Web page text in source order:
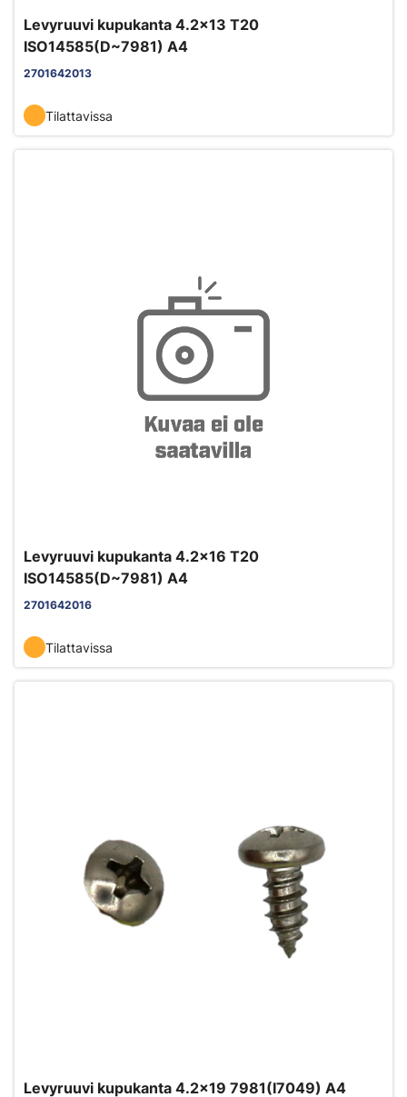
Levyruuvi kupukanta 4.2x13 T20
ISO14585(D~7981) A4
2701642013
Tilattavissa
Levyruuvi kupukanta 4.2x16 T20
ISO14585(D~7981) A4
2701642016
Tilattavissa
Levyruuvi kupukanta 4.2x19 7981(I7049) A4